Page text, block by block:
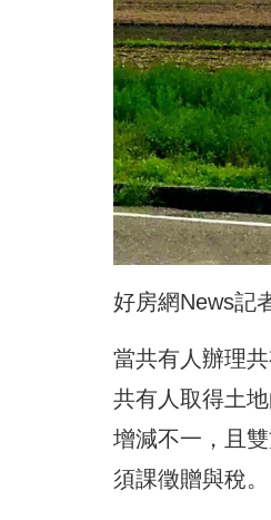
好房網News記
當共有人辦理
共有人取得土
增減不一，且
須課徵贈與稅。